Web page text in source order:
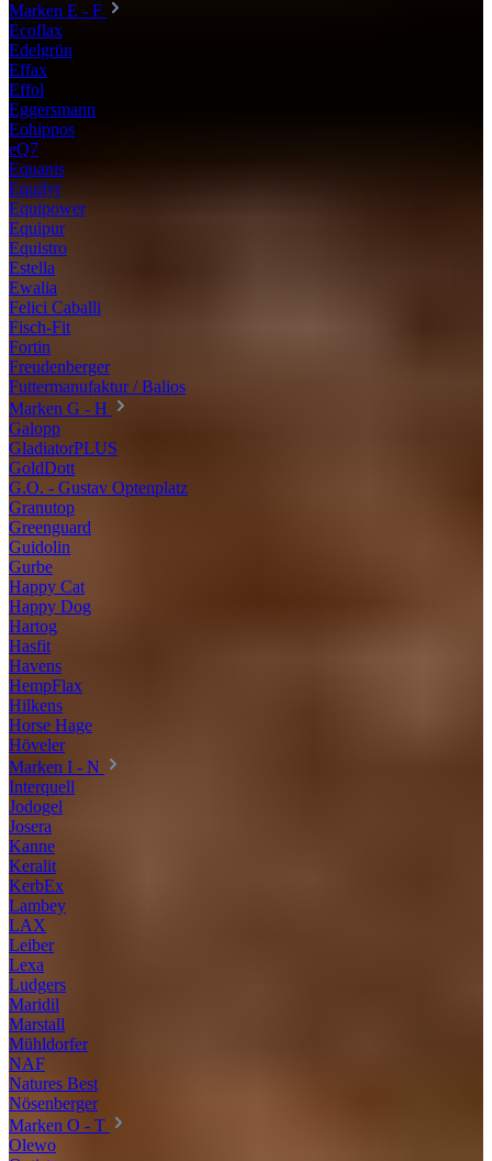
Marken E - F
Ecoflax
Edelgrün
Effax
Effol
Eggersmann
Eohippos
eQ7
Equanis
Equifyt
Equipower
Equipur
Equistro
Estella
Ewalia
Felici Caballi
Fisch-Fit
Fortin
Freudenberger
Futtermanufaktur / Balios
Marken G - H
Galopp
GladiatorPLUS
GoldDott
G.O. - Gustav Optenplatz
Granutop
Greenguard
Guidolin
Gurbe
Happy Cat
Happy Dog
Hartog
Hasfit
Havens
HempFlax
Hilkens
Horse Hage
Höveler
Marken I - N
Interquell
Jodogel
Josera
Kanne
Keralit
KerbEx
Lambey
LAX
Leiber
Lexa
Ludgers
Maridil
Marstall
Mühldorfer
NAF
Natures Best
Nösenberger
Marken O - T
Olewo